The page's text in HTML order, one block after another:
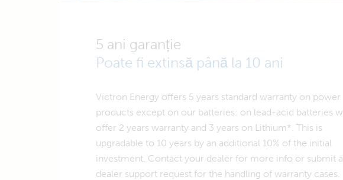
5 ani garanție
Poate fi extinsă până la 10 ani
Victron Energy offers 5 years standard warranty on power
products except on our batteries: on lead-acid batteries
offer 2 years warranty and 3 years on Lithium*. This is
upgradable to 10 years by an additional 10% of the initial
investment. Contact your dealer for more info or submit a
dealer support request for the handling of warranty cases.